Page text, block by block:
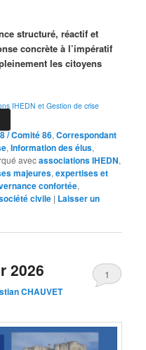
structuré, réactif et
concrète à l’impératif
les citoyens
IHEDN et Gestion de crise
/ Comité 86,Correspondant
,Information des élus,
avecassociations IHEDN,
majeures,expertises et
confortée,
civile | Laisser un
2026
CHAUVET
1